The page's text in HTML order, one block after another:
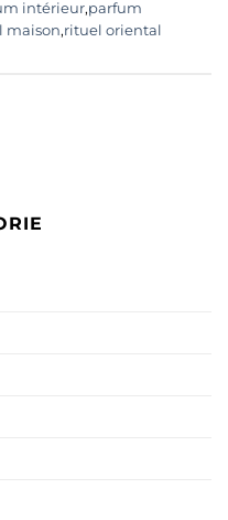
intérieur,parfum
maison,rituel oriental